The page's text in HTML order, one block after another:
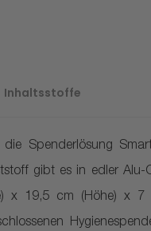
Inhaltsstoffe
Spenderlösung
gibt es in edler
x 19,5 cm (Höhe) x 7